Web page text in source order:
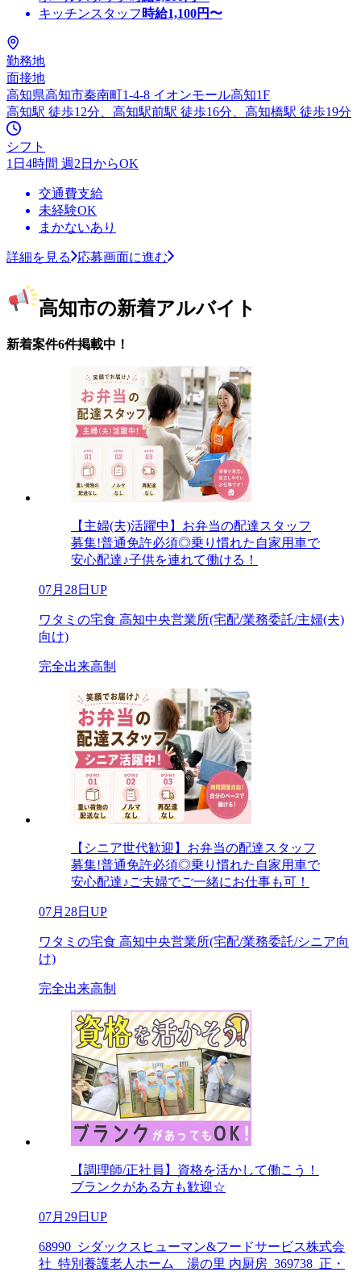
キッチンスタッフ 時給1,100円〜
勤務地
面接地
高知県高知市秦南町1-4-8 イオンモール高知1F
高知駅 徒歩12分、高知駅前駅 徒歩16分、高知橋駅 徒歩19分
シフト
1日4時間 週2日からOK
交通費支給
未経験OK
まかないあり
詳細を見る 応募画面に進む
高知市の新着アルバイト
新着案件6件掲載中！
【主婦(夫)活躍中】お弁当の配達スタッフ
募集!普通免許必須◎乗り慣れた自家用車で
安心配達♪子供を連れて働ける！
07月28日UP
ワタミの宅食 高知中央営業所(宅配/業務委託/主婦(夫)
向け)
完全出来高制
【シニア世代歓迎】お弁当の配達スタッフ
募集!普通免許必須◎乗り慣れた自家用車で
安心配達♪ご夫婦でご一緒にお仕事も可！
07月28日UP
ワタミの宅食 高知中央営業所(宅配/業務委託/シニア向
け)
完全出来高制
【調理師/正社員】資格を活かして働こう！
ブランクがある方も歓迎☆
07月29日UP
68990_シダックスヒューマン&フードサービス株式会
社_特別養護老人ホーム 湯の里 内厨房_369738_正・